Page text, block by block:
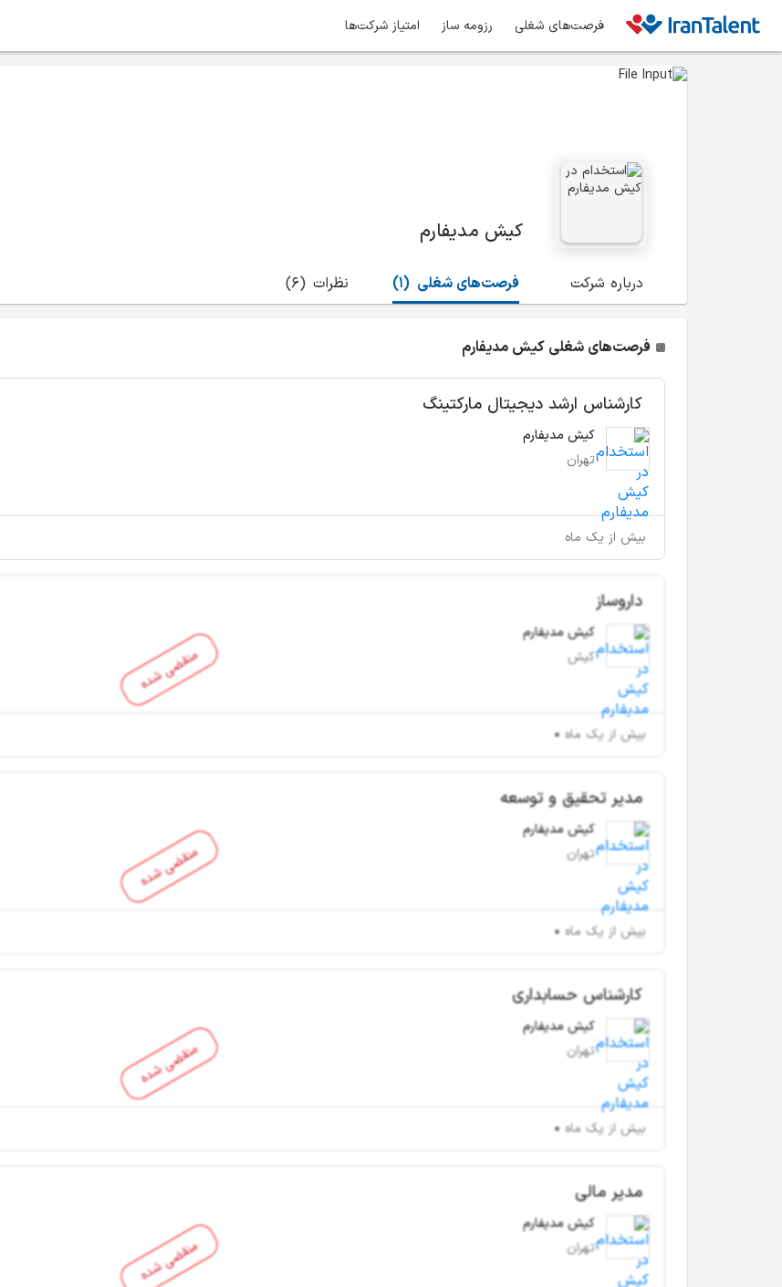
فرصت‌های شغلی رزومه ساز امتیاز شرکت‌ها
کیش مدیفارم
درباره شرکت (1) فرصت‌های شغلی (6) نظرات
فرصت‌های شغلی کیش مدیفارم
کارشناس ارشد دیجیتال مارکتینگ
کیش مدیفارم
تهران
بیش از یک ماه
منقضی شده
داروساز
کیش مدیفارم
کیش
بیش از یک ماه
منقضی شده
مدیر تحقیق و توسعه
کیش مدیفارم
تهران
بیش از یک ماه
منقضی شده
کارشناس حسابداری
کیش مدیفارم
تهران
بیش از یک ماه
منقضی شده
مدیر مالی
کیش مدیفارم
تهران